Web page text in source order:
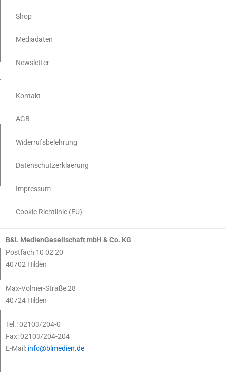
Shop
Mediadaten
Newsletter
Kontakt
AGB
Widerrufsbelehrung
Datenschutzerklaerung
Impressum
Cookie-Richtlinie (EU)
B&L MedienGesellschaft mbH & Co. KG
Postfach 10 02 20
40702 Hilden
Max-Volmer-Straße 28
40724 Hilden
Tel.: 02103/204-0
Fax: 02103/204-204
E-Mail: info@blmedien.de